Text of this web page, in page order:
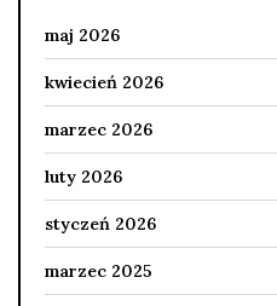
maj 2026
kwiecień 2026
marzec 2026
luty 2026
styczeń 2026
marzec 2025